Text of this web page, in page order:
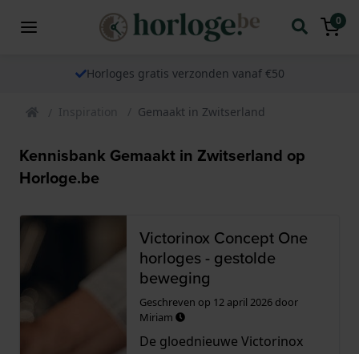
0
Horloges gratis verzonden vanaf €50
Inspiration Gemaakt in Zwitserland
Kennisbank Gemaakt in Zwitserland op
Horloge.be
Victorinox Concept One
horloges - gestolde
beweging
Geschreven op 12 april 2026door
Miriam
De gloednieuwe Victorinox